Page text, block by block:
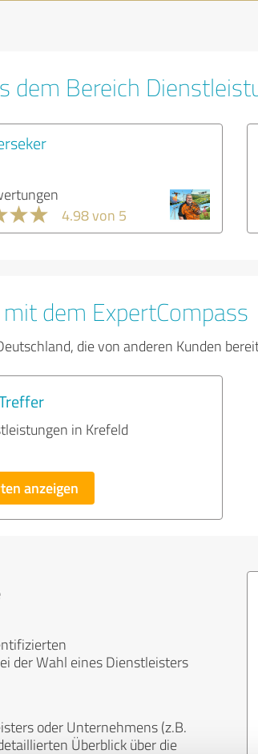
dem Bereich
4.98 von 5
dem ExpertCompass
die von anderen Kunden
in Krefeld
anzeigen
der Wahl eines Dienstleisters
oder Unternehmens (z.B.
Überblick über die